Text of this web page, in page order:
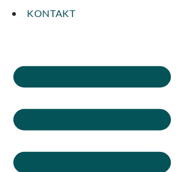
KONTAKT